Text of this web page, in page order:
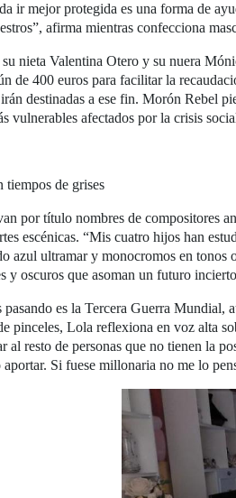
ir mejor protegida es una forma de
afirma mientras confecciona
nieta Valentina Otero y su nuera
de 400 euros para facilitar la
destinadas a ese fin. Morón Rebel
vulnerables afectados por la crisis
de grises
por título nombres de compositores
escénicas. “Mis cuatro hijos han
azul ultramar y monocromos en
y oscuros que asoman un futuro
pasando es la Tercera Guerra Mundial,
pinceles, Lola reflexiona en voz alta
al resto de personas que no tienen la
Si fuese millonaria no me lo